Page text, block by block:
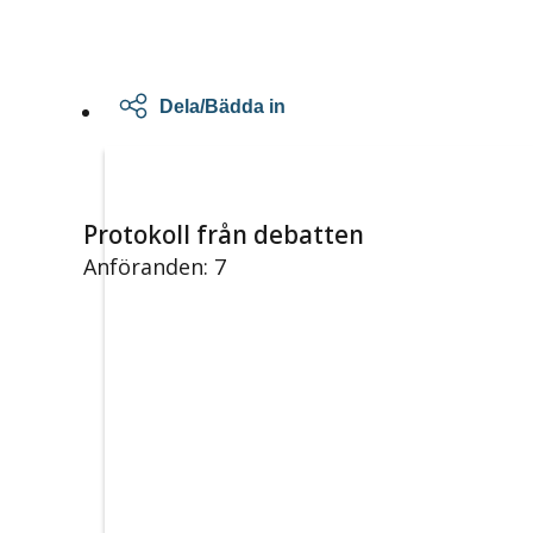
Dela/Bädda in
Protokoll från debatten
Anföranden: 7